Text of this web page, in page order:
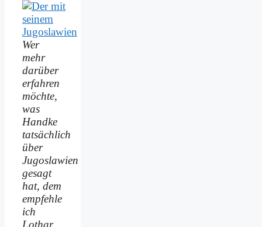
Wer
mehr
darüber
erfahren
möchte,
was
Handke
tatsächlich
über
Jugoslawien
gesagt
hat, dem
empfehle
ich
Lothar